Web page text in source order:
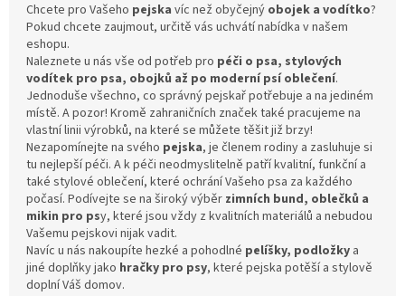
Chcete pro Vašeho pejska víc než obyčejný obojek a vodítko?
Pokud chcete zaujmout, určitě vás uchvátí nabídka v našem
eshopu.
Naleznete u nás vše od potřeb pro péči o psa, stylových
vodítek pro psa, obojků až po moderní psí oblečení.
Jednoduše všechno, co správný pejskař potřebuje a na jediném
místě. A pozor! Kromě zahraničních značek také pracujeme na
vlastní linii výrobků, na které se můžete těšit již brzy!
Nezapomínejte na svého pejska, je členem rodiny a zasluhuje si
tu nejlepší péči. A k péči neodmyslitelně patří kvalitní, funkční a
také stylové oblečení, které ochrání Vašeho psa za každého
počasí. Podívejte se na široký výběr zimních bund, oblečků a
mikin pro psy, které jsou vždy z kvalitních materiálů a nebudou
Vašemu pejskovi nijak vadit.
Navíc u nás nakoupíte hezké a pohodlné pelíšky, podložky a
jiné doplňky jako hračky pro psy, které pejska potěší a stylově
doplní Váš domov.